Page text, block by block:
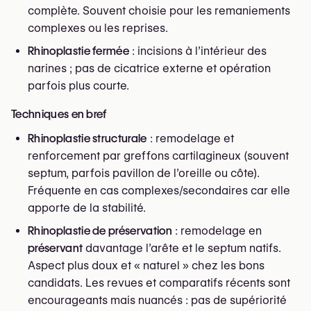
complète. Souvent choisie pour les remaniements
complexes ou les reprises.
Rhinoplastie fermée : incisions à l’intérieur des
narines ; pas de cicatrice externe et opération
parfois plus courte.
Techniques en bref
Rhinoplastie structurale : remodelage et
renforcement par greffons cartilagineux (souvent
septum, parfois pavillon de l’oreille ou côte).
Fréquente en cas complexes/secondaires car elle
apporte de la stabilité.
Rhinoplastie de préservation : remodelage en
préservant davantage l’arête et le septum natifs.
Aspect plus doux et « naturel » chez les bons
candidats. Les revues et comparatifs récents sont
encourageants mais nuancés : pas de supériorité